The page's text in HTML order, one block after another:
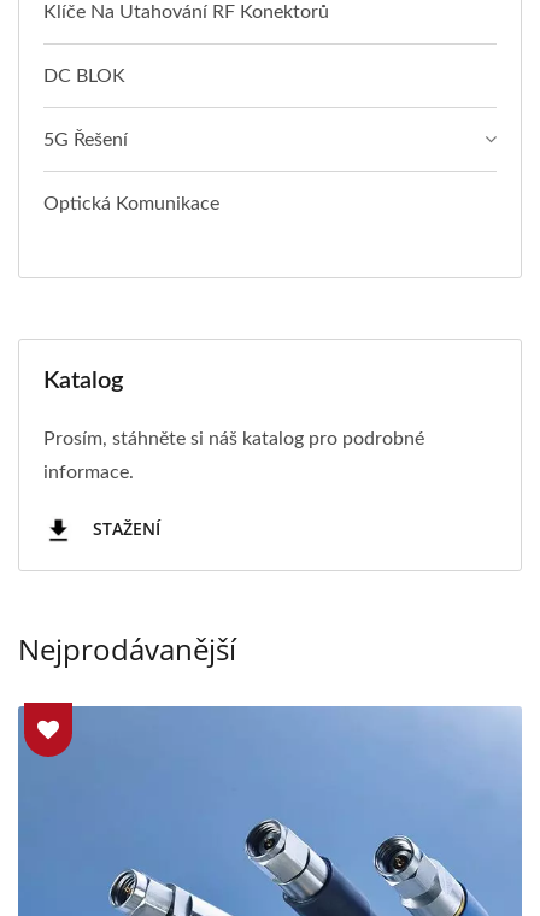
Klíče Na Utahování RF Konektorů
DC BLOK
5G Řešení
Optická Komunikace
Katalog
Prosím, stáhněte si náš katalog pro podrobné
informace.
STAŽENÍ
Nejprodávanější